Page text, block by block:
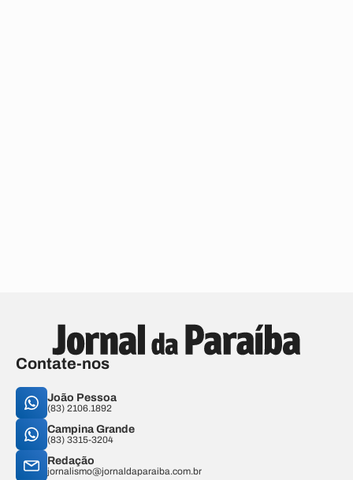
Contate-nos
João Pessoa
(83) 2106.1892
Campina Grande
(83) 3315-3204
Redação
jornalismo@jornaldaparaiba.com.br